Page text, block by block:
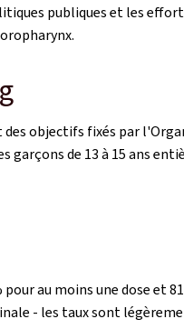
publiques et les
objectifs fixés par
de 13 à 15 ans
au moins une dose et
- les taux sont